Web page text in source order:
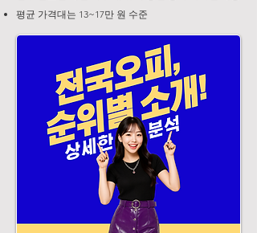
평균 가격대는 13~17만 원 수준